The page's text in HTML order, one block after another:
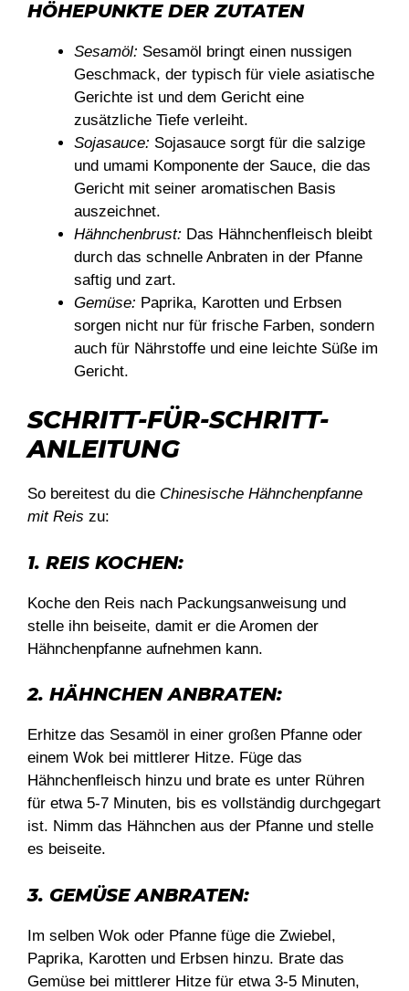
HÖHEPUNKTE DER ZUTATEN
Sesamöl: Sesamöl bringt einen nussigen
Geschmack, der typisch für viele asiatische
Gerichte ist und dem Gericht eine
zusätzliche Tiefe verleiht.
Sojasauce: Sojasauce sorgt für die salzige
und umami Komponente der Sauce, die das
Gericht mit seiner aromatischen Basis
auszeichnet.
Hähnchenbrust: Das Hähnchenfleisch bleibt
durch das schnelle Anbraten in der Pfanne
saftig und zart.
Gemüse: Paprika, Karotten und Erbsen
sorgen nicht nur für frische Farben, sondern
auch für Nährstoffe und eine leichte Süße im
Gericht.
SCHRITT-FÜR-SCHRITT-
ANLEITUNG
So bereitest du die Chinesische Hähnchenpfanne
mit Reis zu:
1. REIS KOCHEN:
Koche den Reis nach Packungsanweisung und
stelle ihn beiseite, damit er die Aromen der
Hähnchenpfanne aufnehmen kann.
2. HÄHNCHEN ANBRATEN:
Erhitze das Sesamöl in einer großen Pfanne oder
einem Wok bei mittlerer Hitze. Füge das
Hähnchenfleisch hinzu und brate es unter Rühren
für etwa 5-7 Minuten, bis es vollständig durchgegart
ist. Nimm das Hähnchen aus der Pfanne und stelle
es beiseite.
3. GEMÜSE ANBRATEN:
Im selben Wok oder Pfanne füge die Zwiebel,
Paprika, Karotten und Erbsen hinzu. Brate das
Gemüse bei mittlerer Hitze für etwa 3-5 Minuten,